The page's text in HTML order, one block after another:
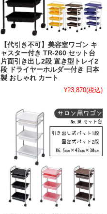
【代引き不可】美容室ワゴン キ
ャスター付き TR-260 セット台
片面引き出し2段 置き型トレイ2
段 ドライヤーホルダー付き 日本
製 おしゃれ カート
¥23,870(税込)